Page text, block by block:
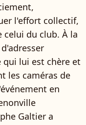
l'effort collectif,
celui du club. À la
qui lui est chère et
les caméras de
en
Galtier a